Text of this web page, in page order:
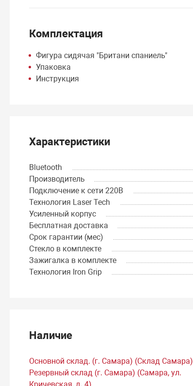
Комплектация
Фигура сидячая "Британи спаниель"
Упаковка
Инструкция
Характеристики
Bluetooth
Производитель
Подключение к сети 220В
Технология Laser Tech
Усиленный корпус
Бесплатная доставка
Срок гарантии (мес)
Стекло в комплекте
Зажигалка в комплекте
Технология Iron Grip
Наличие
Основной склад. (г. Самара) (Склад Самара)
Резервный склад (г. Самара) (Самара, ул.